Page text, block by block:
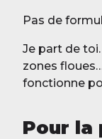
Pas de
Je part de
zones
fonctionne
Pour la